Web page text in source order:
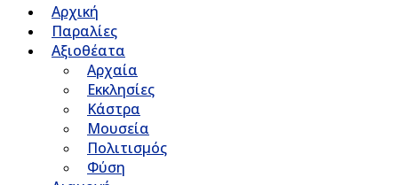
Αρχική
Παραλίες
Αξιοθέατα
Αρχαία
Εκκλησίες
Κάστρα
Μουσεία
Πολιτισμός
Φύση